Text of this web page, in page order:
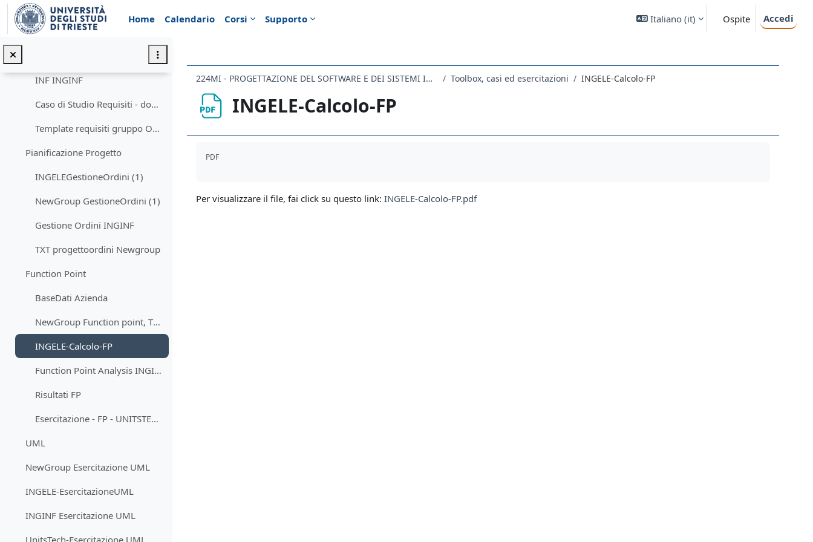
Vai al contenuto principale
Home
Calendario Corsi Supporto Italiano ‎(it)‎ Ospite Accedi
Minimizza
Toolbox, casi ed esercitazioni
INF INGINF
Caso di Studio Requisiti - dopo Intervista 1 - UNITSTECH
Template requisiti gruppo ONLINE
Pianificazione Progetto
INGELEGestioneOrdini (1)
NewGroup GestioneOrdini (1)
Gestione Ordini INGINF
TXT progettoordini Newgroup
Function Point
BaseDati Azienda
NewGroup Function point, TDI e AFP
INGELE-Calcolo-FP
Function Point Analysis INGINF
Risultati FP
Esercitazione - FP - UNITSTECH
UML
NewGroup Esercitazione UML
INGELE-EsercitazioneUML
INGINF Esercitazione UML
224MI - PROGETTAZIONE DEL SOFTWARE E DEI SISTEMI INFORMATIVI 2021 Toolbox, casi ed esercitazioni INGELE-Calcolo-FP
INGELE-Calcolo-FP
PDF
Per visualizzare il file, fai click su questo link: INGELE-Calcolo-FP.pdf